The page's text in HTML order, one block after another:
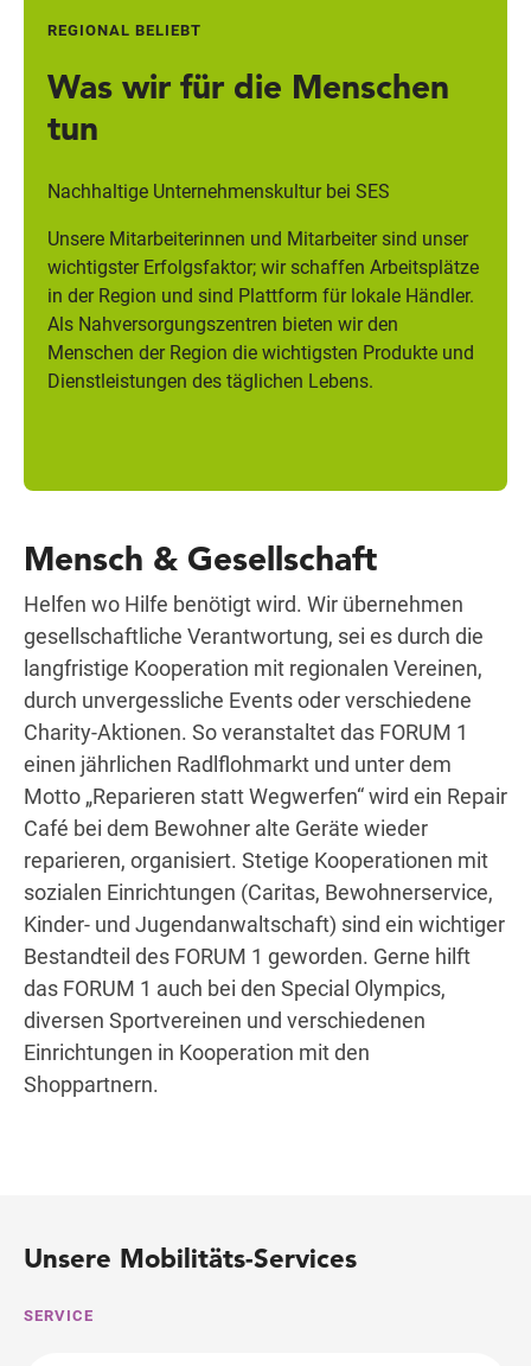
REGIONAL BELIEBT
Was wir für die Menschen
tun
Nachhaltige Unternehmenskultur bei SES
Unsere Mitarbeiterinnen und Mitarbeiter sind unser
wichtigster Erfolgsfaktor; wir schaffen Arbeitsplätze
in der Region und sind Plattform für lokale Händler.
Als Nahversorgungszentren bieten wir den
Menschen der Region die wichtigsten Produkte und
Dienstleistungen des täglichen Lebens.
Mensch & Gesellschaft
Helfen wo Hilfe benötigt wird. Wir übernehmen
gesellschaftliche Verantwortung, sei es durch die
langfristige Kooperation mit regionalen Vereinen,
durch unvergessliche Events oder verschiedene
Charity-Aktionen. So veranstaltet das FORUM 1
einen jährlichen Radlflohmarkt und unter dem
Motto „Reparieren statt Wegwerfen“ wird ein Repair
Café bei dem Bewohner alte Geräte wieder
reparieren, organisiert. Stetige Kooperationen mit
sozialen Einrichtungen (Caritas, Bewohnerservice,
Kinder- und Jugendanwaltschaft) sind ein wichtiger
Bestandteil des FORUM 1 geworden. Gerne hilft
das FORUM 1 auch bei den Special Olympics,
diversen Sportvereinen und verschiedenen
Einrichtungen in Kooperation mit den
Shoppartnern.
Nachhaltigkeit
Unsere Mobilitäts-Services
SERVICE